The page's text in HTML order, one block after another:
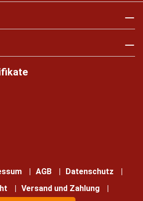
AGB
Datenschutz
Versand und Zahlung